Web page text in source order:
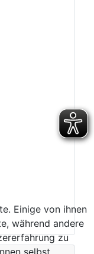
Einige von ihnen
während andere
zu
selbst